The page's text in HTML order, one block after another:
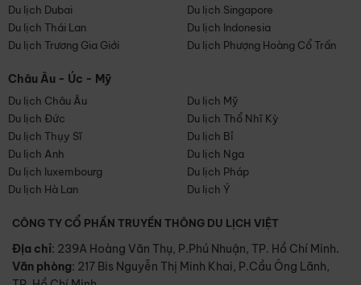
Du lịch Dubai
Du lịch Singapore
Du lịch Thái Lan
Du lịch Indonesia
Du lịch Trương Gia Giới
Du lịch Phượng Hoàng Cổ Trấn
Châu Âu - Úc - Mỹ
Du lịch Châu Âu
Du lịch Mỹ
Du lịch Đức
Du lịch Thổ Nhĩ Kỳ
Du lịch Thụy Sĩ
Du lịch Bỉ
Du lịch Anh
Du lịch Nga
Du lịch luxembourg
Du lịch Pháp
Du lịch Hà Lan
Du lịch Ý
CÔNG TY CỔ PHẦN TRUYỀN THÔNG DU LỊCH VIỆT
Địa chỉ: 239A Hoàng Văn Thụ, P.Phú Nhuận, TP. Hồ Chí Minh.
Văn phòng: 217 Bis Nguyễn Thị Minh Khai, P.Cầu Ông Lãnh,